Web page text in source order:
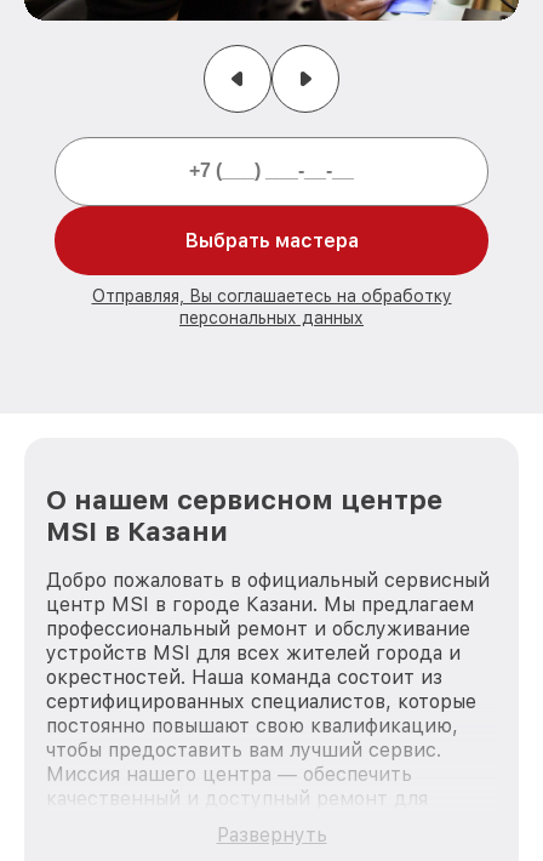
Выбрать мастера
Отправляя, Вы соглашаетесь на обработку
персональных данных
О нашем сервисном центре
MSI в Казани
Добро пожаловать в официальный сервисный
центр MSI в городе Казани. Мы предлагаем
профессиональный ремонт и обслуживание
устройств MSI для всех жителей города и
окрестностей. Наша команда состоит из
сертифицированных специалистов, которые
постоянно повышают свою квалификацию,
чтобы предоставить вам лучший сервис.
Миссия нашего центра — обеспечить
качественный и доступный ремонт для
каждого пользователя продукции MSI, вне
зависимости от сложности поломки. Мы
Развернуть